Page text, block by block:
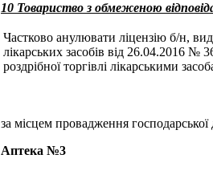
10 Товариство з обмеженою
Частково анулювати ліцензію б/н,
лікарських засобів від 26.04.2016 №
роздрібної торгівлі лікарськими
за місцем провадження господарської
Аптека №3